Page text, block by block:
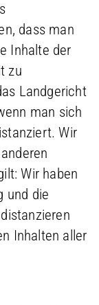
dass man
Inhalte der
zu
Landgericht
man sich
Wir
Wir haben
und die
Inhalten aller